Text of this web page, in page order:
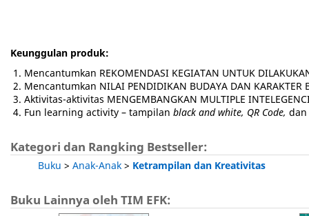
Keunggulan produk:
Mencantumkan REKOMENDASI KEGIATAN UNTUK
Mencantumkan NILAI PENDIDIKAN BUDAYA DAN
Aktivitas-aktivitas MENGEMBANGKAN MULTIPLE
Fun learning activity – tampilan black and white, QR Code,
Kategori dan Rangking Bestseller:
Buku > Anak-Anak > Ketrampilan dan Kreativitas
Buku Lainnya oleh TIM EFK: